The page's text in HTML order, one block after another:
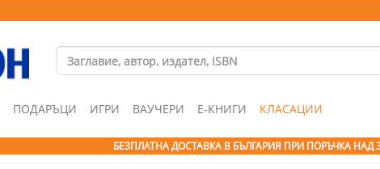
ПОДАРЪЦИ ИГРИ ВАУЧЕРИ Е-КНИГИ КЛАСАЦИИ
БЕЗПЛАТНА ДОСТАВКА В БЪЛГАРИЯ ПРИ ПОРЪЧКА НАД